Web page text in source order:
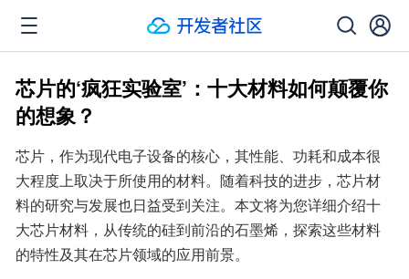
芯片的‘疯狂实验室’：十大材料如何颠覆你
的想象？
芯片，作为现代电子设备的核心，其性能、功耗和成本很
大程度上取决于所使用的材料。随着科技的进步，芯片材
料的研究与发展也日益受到关注。本文将为您详细介绍十
大芯片材料，从传统的硅到前沿的石墨烯，探索这些材料
的特性及其在芯片领域的应用前景。